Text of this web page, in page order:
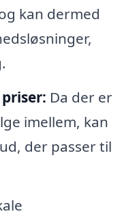
kan dermed
Da der er
imellem, kan
der passer til